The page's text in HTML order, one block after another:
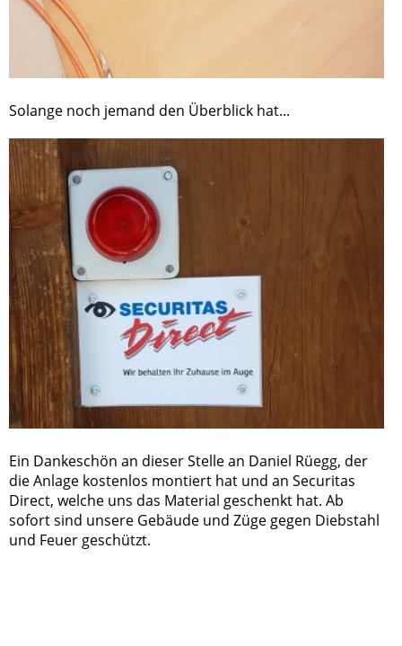
Solange noch jemand den Überblick hat...
Ein Dankeschön an dieser Stelle an Daniel Rüegg, der
die Anlage kostenlos montiert hat und an Securitas
Direct, welche uns das Material geschenkt hat. Ab
sofort sind unsere Gebäude und Züge gegen Diebstahl
und Feuer geschützt.